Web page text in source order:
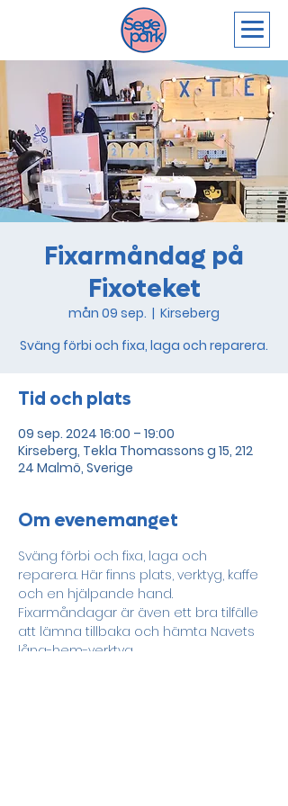
Fixarmåndag på
Fixoteket
mån 09 sep.
  |
Kirseberg
Sväng förbi och fixa, laga och reparera.
Tid och plats
09 sep. 2024 16:00 – 19:00
Kirseberg, Tekla Thomassons g 15, 212
24 Malmö, Sverige
Om evenemanget
Sväng förbi och fixa, laga och
reparera. Här finns plats, verktyg, kaffe
och en hjälpande hand.
Fixarmåndagar är även ett bra tilfälle
att lämna tillbaka och hämta Navets
låna-hem-verktyg.